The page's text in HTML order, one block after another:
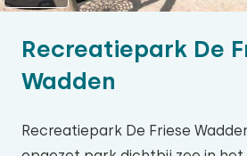
Recreatiepark De
Wadden
Recreatiepark De Friese